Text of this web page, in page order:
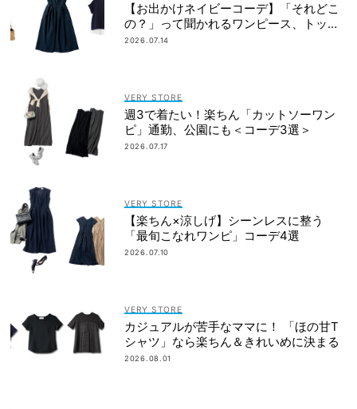
【お出かけネイビーコーデ】「それどこ
の？」って聞かれるワンピース、トップ
ス
2026.07.14
VERY STORE
週3で着たい！楽ちん「カットソーワン
ピ」通勤、公園にも＜コーデ3選＞
2026.07.17
VERY STORE
【楽ちん×涼しげ】シーンレスに整う
「最旬こなれワンピ」コーデ4選
2026.07.10
VERY STORE
カジュアルが苦手なママに！ 「ほの甘T
シャツ」なら楽ちん＆きれいめに決まる
2026.08.01